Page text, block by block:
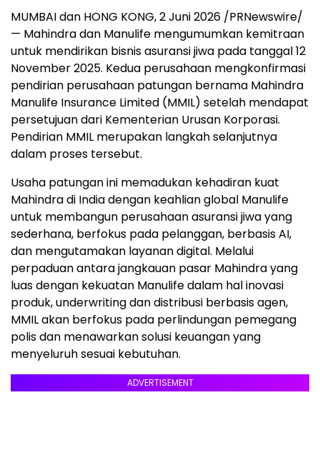
MUMBAI dan HONG KONG,2 Juni 2026 /PRNewswire/
— Mahindra dan Manulife mengumumkan kemitraan
untuk mendirikan bisnis asuransi jiwa pada tanggal 12
November 2025. Kedua perusahaan mengkonfirmasi
pendirian perusahaan patungan bernama Mahindra
Manulife Insurance Limited (MMIL) setelah mendapat
persetujuan dari Kementerian Urusan Korporasi.
Pendirian MMIL merupakan langkah selanjutnya
dalam proses tersebut.
Usaha patungan ini memadukan kehadiran kuat
Mahindra di India dengan keahlian global Manulife
untuk membangun perusahaan asuransi jiwa yang
sederhana, berfokus pada pelanggan, berbasis AI,
dan mengutamakan layanan digital. Melalui
perpaduan antara jangkauan pasar Mahindra yang
luas dengan kekuatan Manulife dalam hal inovasi
produk, underwriting dan distribusi berbasis agen,
MMIL akan berfokus pada perlindungan pemegang
polis dan menawarkan solusi keuangan yang
menyeluruh sesuai kebutuhan.
ADVERTISEMENT